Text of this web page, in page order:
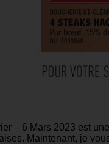
– 6 Mars 2023 est
Maintenant, je